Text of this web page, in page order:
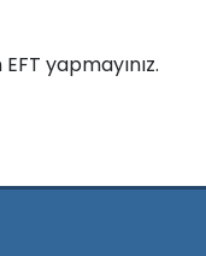
yapmayınız.